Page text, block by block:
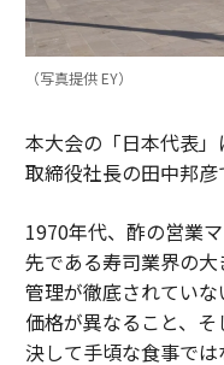
（写真提供 EY）
本大会の「日本代表
取締役社長の田中邦彦
1970年代、酢の営業
先である寿司業界の
管理が徹底されてい
価格が異なること、
決して手頃な食事で